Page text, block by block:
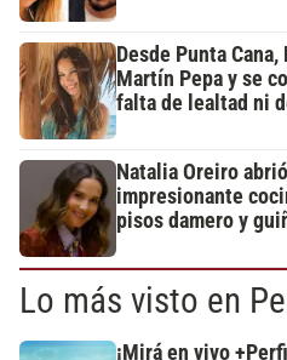
Desde Punta
Martín Pepa y se
falta de lealtad ni
Natalia Oreiro
impresionante
pisos damero y
Lo más visto en
¡Mirá en vivo